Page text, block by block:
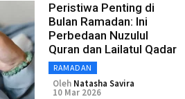
Peristiwa Penting di
Bulan Ramadan: Ini
Perbedaan Nuzulul
Quran dan Lailatul Qadar
RAMADAN
Oleh Natasha Savira
10 Mar 2026